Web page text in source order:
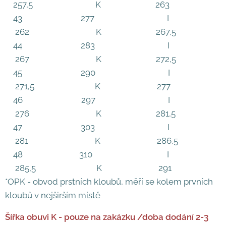
257,5 K 263
43 277 I
262 K 267,5
44 283 I
267 K 272,5
45 290 I
271,5 K 277
46 297 I
276 K 281,5
47 303 I
281 K 286,5
48 310 I
285,5 K 291
*OPK - obvod prstních kloubů, měří se kolem prvních
kloubů v nejširším místě
Šířka obuvi K - pouze na zakázku /doba dodání 2-3